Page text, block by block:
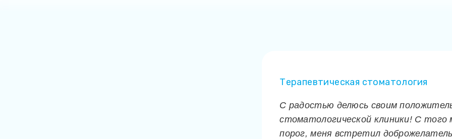
Терапевтическая стоматология
С радостью делюсь своим
стоматологической клиники! С
порог, меня встретил